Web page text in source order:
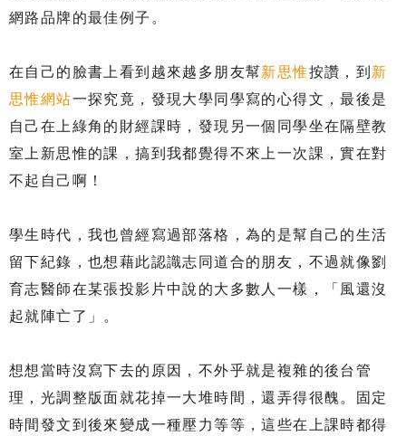
網路品牌的最佳例子。
在自己的臉書上看到越來越多朋友幫 新思惟按讚，到 新
思惟網站一探究竟，發現大學同學寫的心得文，最後是
自己在上綠角的財經課時，發現另一個同學坐在隔壁教
室上新思惟的課，搞到我都覺得不來上一次課，實在對
不起自己啊！
學生時代，我也曾經寫過部落格，為的是幫自己的生活
留下紀錄，也想藉此認識志同道合的朋友，不過就像劉
育志醫師在某張投影片中說的大多數人一樣，「風還沒
起就陣亡了」。
想想當時沒寫下去的原因，不外乎就是複雜的後台管
理，光調整版面就花掉一大堆時間，還弄得很醜。固定
時間發文到後來變成一種壓力等等，這些在上課時都得